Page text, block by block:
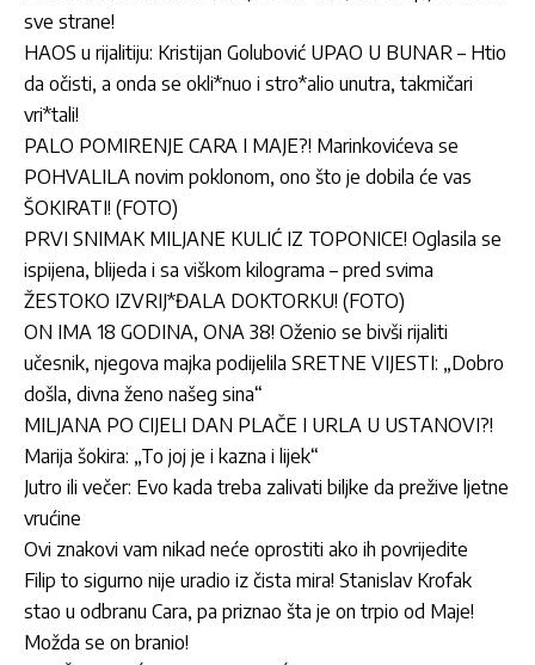
sve strane!
HAOS u rijalitiju: Kristijan Golubović UPAO U BUNAR – Htio
da očisti, a onda se okli*nuo i stro*alio unutra, takmičari
vri*tali!
PALO POMIRENJE CARA I MAJE?! Marinkovićeva se
POHVALILA novim poklonom, ono što je dobila će vas
ŠOKIRATI! (FOTO)
PRVI SNIMAK MILJANE KULIĆ IZ TOPONICE! Oglasila se
ispijena, blijeda i sa viškom kilograma – pred svima
ŽESTOKO IZVRIJ*ĐALA DOKTORKU! (FOTO)
ON IMA 18 GODINA, ONA 38! Oženio se bivši rijaliti
učesnik, njegova majka podijelila SRETNE VIJESTI: „Dobro
došla, divna ženo našeg sina“
MILJANA PO CIJELI DAN PLAČE I URLA U USTANOVI?!
Marija šokira: „To joj je i kazna i lijek“
Jutro ili večer: Evo kada treba zalivati biljke da prežive ljetne
vrućine
Ovi znakovi vam nikad neće oprostiti ako ih povrijedite
Filip to sigurno nije uradio iz čista mira! Stanislav Krofak
stao u odbranu Cara, pa priznao šta je on trpio od Maje!
Možda se on branio!